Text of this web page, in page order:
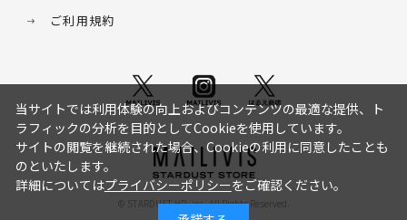
ご利用規約
© STARDUST HD. inc. All Rights Reserved.
当サイトでは利用体験の向上およびコンテンツの最適な提供、ト
ラフィックの分析を目的としてCookieを使用しています。
サイトの閲覧を継続された場合、Cookieの利用に同意したことも
のといたします。
詳細についてはプライバシーポリシーをご確認ください。